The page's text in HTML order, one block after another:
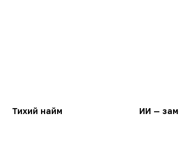
Тихий найм ИИ —